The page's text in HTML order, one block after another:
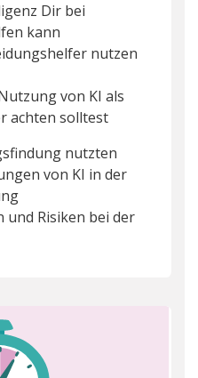
Dir bei
kann
nutzen
von KI als
achten solltest
nutzten
von KI in der
Risiken bei der